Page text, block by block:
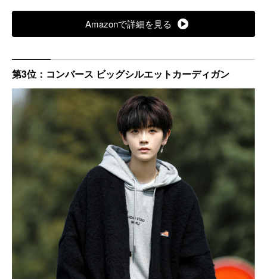
Amazonで詳細を見る
第3位：コンバース ビッグシルエットカーディガン